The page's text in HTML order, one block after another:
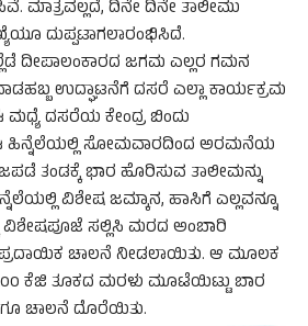
ಮಾತ್ರವಲ್ಲದೆ, ದಿನೇ ದಿನೇ ತಾಲೀಮು
ದುಪ್ಪಟಾಗಲಾರಂಭಿಸಿದೆ.
ದೀಪಾಲಂಕಾರದ ಜಗಮ ಎಲ್ಲರ ಗಮನ
ಉದ್ಘಾಟನೆಗೆ ದಸರೆ ಎಲ್ಲಾ ಕಾರ್ಯಕ್ರಮ
ಮಧ್ಯೆ ದಸರೆಯ ಕೇಂದ್ರ ಬಿಂದು
ಹಿನ್ನೆಲೆಯಲ್ಲಿ ಸೋಮವಾರದಿಂದ ಅರಮನೆಯ
ತಂಡಕ್ಕೆ ಭಾರ ಹೊರಿಸುವ ತಾಲೀಮನ್ನು
ವಿಶೇಷ ಜಮ್ಕಾನ, ಹಾಸಿಗೆ ಎಲ್ಲವನ್ನೂ
ವಿಶೇಷಪೂಜೆ ಸಲ್ಲಿಸಿ ಮರದ ಅಂಬಾರಿ
ಚಾಲನೆ ನೀಡಲಾಯಿತು. ಆ ಮೂಲಕ
ಕೆಜಿ ತೂಕದ ಮರಳು ಮೂಟೆಯಿಟ್ಟು ಬಾರ
ಚಾಲನೆ ದೊರೆಯಿತು.